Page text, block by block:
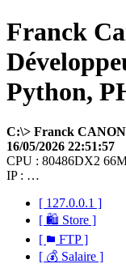
Franck
Python,
C:\> Franck
16/05/2026 22:51:57
CPU : 80486DX2
IP : …
[ 127.0.0.1 ]
[ 🛍 Store ]
[
FTP ]
[ 💰 Salaire ]